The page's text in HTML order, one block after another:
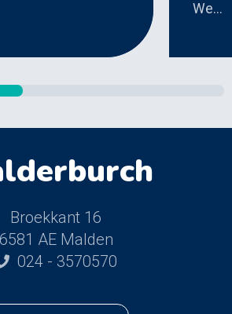
We...
Broekkant 16
6581 AE Malden
024 - 3570570